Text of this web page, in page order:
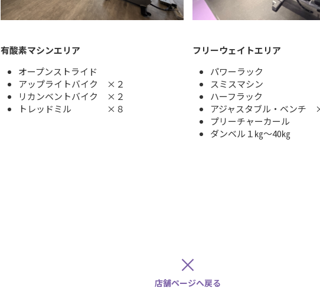
有酸素マシンエリア
オープンストライド
アップライトバイク ×２
リカンベントバイク ×２
トレッドミル ×８
フリーウェイトエリア
パワーラック
スミスマシン
ハーフラック
アジャスタブル・ベンチ
プリーチャーカール
ダンベル１㎏～40㎏
×
店舗ページへ戻る